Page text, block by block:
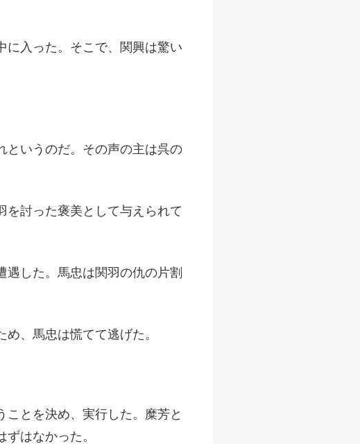
に入った。そこで、関興は驚い
というのだ。その声の主は呉の
を討った褒美として与えられて
した。馬忠は関羽の仇の片割
、馬忠は慌てて逃げた。
とを決め、実行した。糜芳と
はなかった。